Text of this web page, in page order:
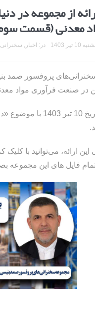
از مجموعه در
معدنی (قسمت
10 تیر 1403 در: اخبار سخنرانی
سخنرانی‌های پروفسور
در صنعت فرآوری مواد
یکصد و پنجاه و
ارائه، می‌توانید با
فایل های این مجموعه